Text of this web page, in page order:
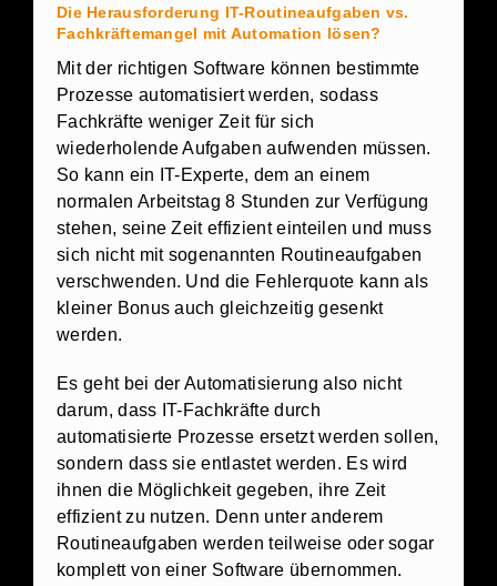
Die Herausforderung IT-Routineaufgaben vs.
Fachkräftemangel mit Automation lösen?
Mit der richtigen Software können bestimmte
Prozesse automatisiert werden, sodass
Fachkräfte weniger Zeit für sich
wiederholende Aufgaben aufwenden müssen.
So kann ein IT-Experte, dem an einem
normalen Arbeitstag 8 Stunden zur Verfügung
stehen, seine Zeit effizient einteilen und muss
sich nicht mit sogenannten Routineaufgaben
verschwenden. Und die Fehlerquote kann als
kleiner Bonus auch gleichzeitig gesenkt
werden.
Es geht bei der Automatisierung also nicht
darum, dass IT-Fachkräfte durch
automatisierte Prozesse ersetzt werden sollen,
sondern dass sie entlastet werden. Es wird
ihnen die Möglichkeit gegeben, ihre Zeit
effizient zu nutzen. Denn unter anderem
Routineaufgaben werden teilweise oder sogar
komplett von einer Software übernommen.